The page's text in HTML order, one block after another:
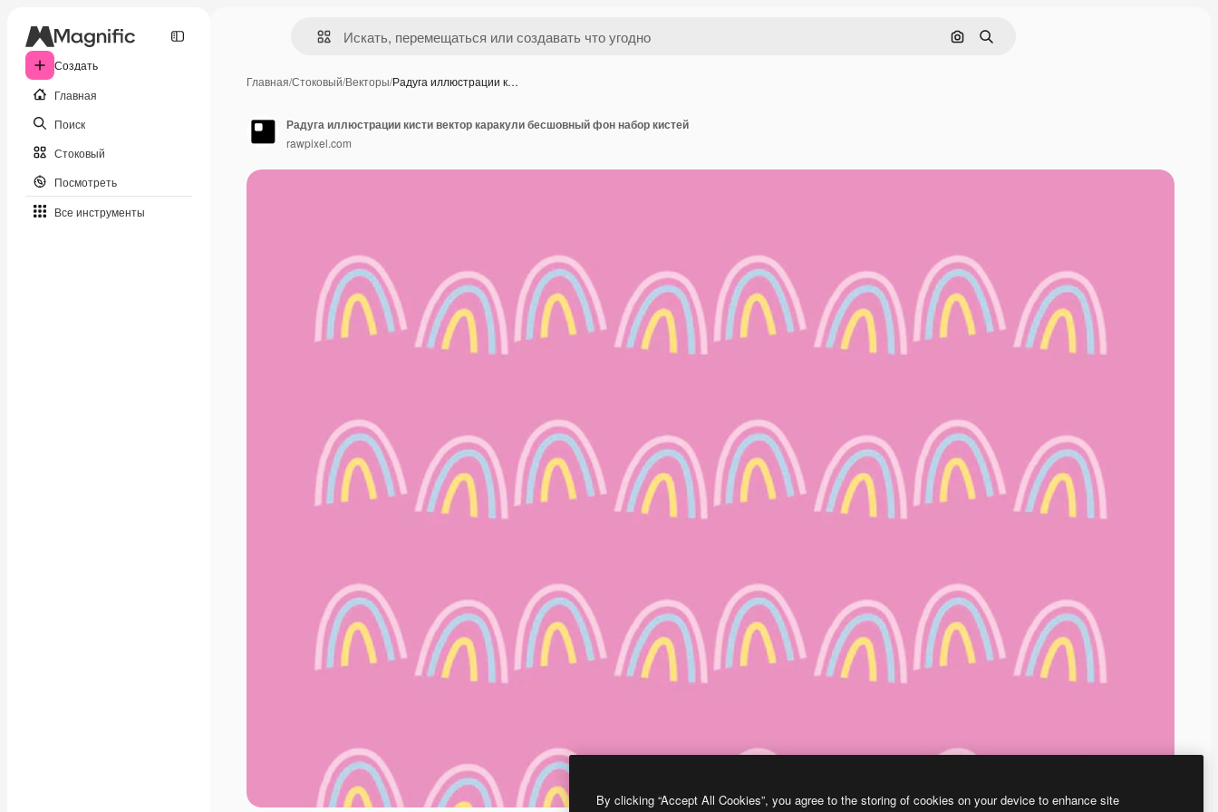
Создать
Главная
Поиск
Стоковый
Посмотреть
Все инструменты
Поиск по изображению
Поиск
Главная/Стоковый/Векторы/Радуга иллюстрации к…
Радуга иллюстрации кисти вектор каракули бесшовный фон набор кистей
rawpixel.com
By clicking “Accept All Cookies”, you agree to the storing of cookies on your device to enhance site